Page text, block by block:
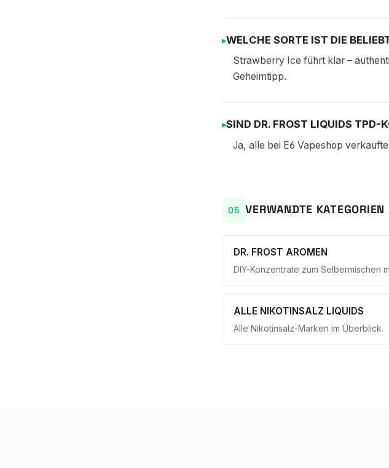
WELCHE SORTE IST DIE
Strawberry Ice führt klar –
Geheimtipp.
SIND DR. FROST LIQUIDS TPD-
Ja, alle bei E6 Vapeshop
VERWANDTE KATEGORIEN
DR. FROST AROMEN
DIY-Konzentrate zum Selbermischen
ALLE NIKOTINSALZ LIQUIDS
Alle Nikotinsalz-Marken im Überblick.